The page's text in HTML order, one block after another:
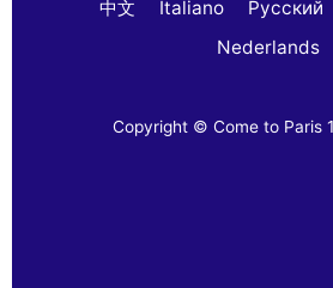
中文
Italiano Русский
Nederlands
Copyright © Come to Paris